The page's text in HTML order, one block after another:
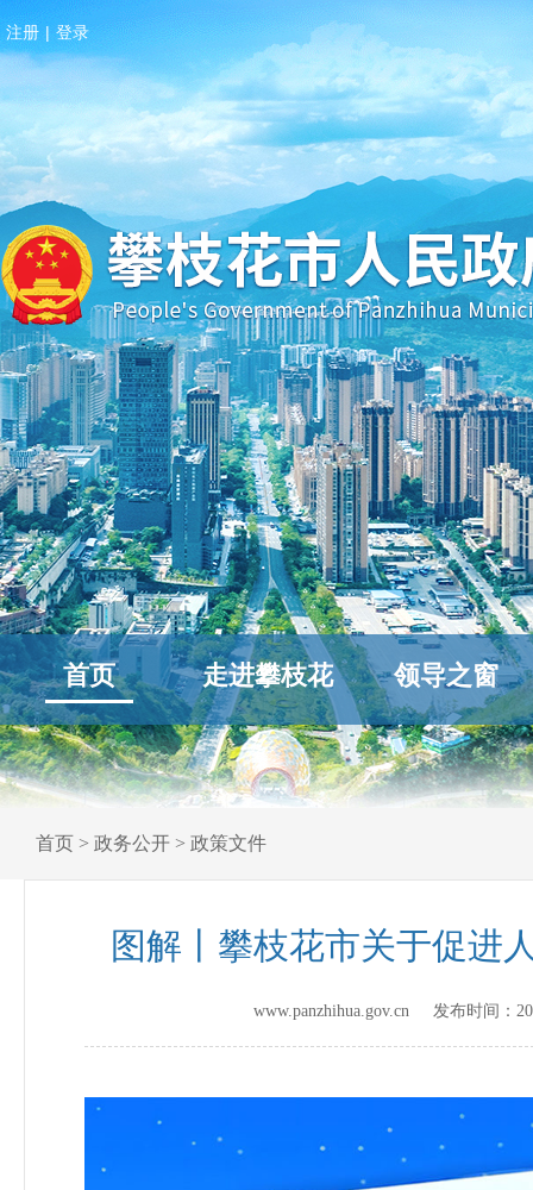
注册 | 登录
首页 走进攀枝花 领导之窗
首页 > 政务公开 > 政策文件
图解丨攀枝花市关于促进
www.panzhihua.gov.cn 发布时间：